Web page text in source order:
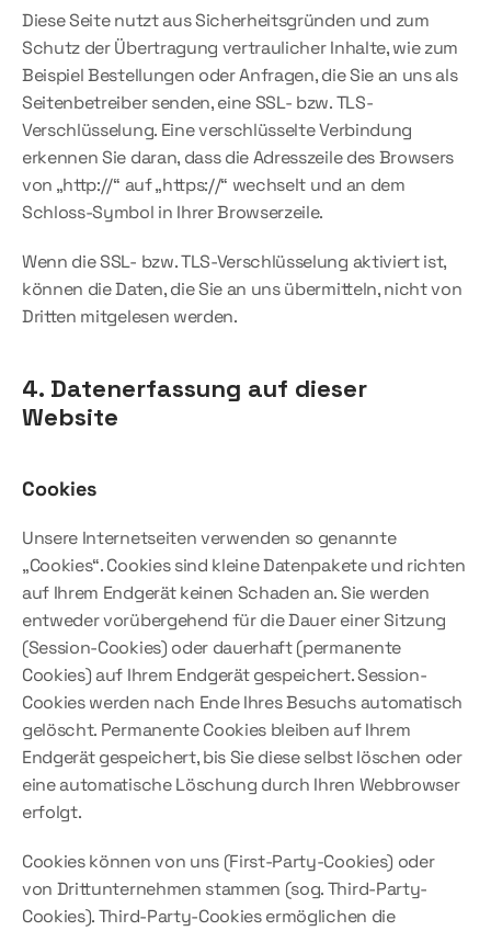
Diese Seite nutzt aus Sicherheitsgründen und zum
Schutz der Übertragung vertraulicher Inhalte, wie zum
Beispiel Bestellungen oder Anfragen, die Sie an uns als
Seitenbetreiber senden, eine SSL- bzw. TLS-
Verschlüsselung. Eine verschlüsselte Verbindung
erkennen Sie daran, dass die Adresszeile des Browsers
von „http://“ auf „https://“ wechselt und an dem
Schloss-Symbol in Ihrer Browserzeile.
Wenn die SSL- bzw. TLS-Verschlüsselung aktiviert ist,
können die Daten, die Sie an uns übermitteln, nicht von
Dritten mitgelesen werden.
4. Datenerfassung auf dieser
Website
Cookies
Unsere Internetseiten verwenden so genannte
„Cookies“. Cookies sind kleine Datenpakete und richten
auf Ihrem Endgerät keinen Schaden an. Sie werden
entweder vorübergehend für die Dauer einer Sitzung
(Session-Cookies) oder dauerhaft (permanente
Cookies) auf Ihrem Endgerät gespeichert. Session-
Cookies werden nach Ende Ihres Besuchs automatisch
gelöscht. Permanente Cookies bleiben auf Ihrem
Endgerät gespeichert, bis Sie diese selbst löschen oder
eine automatische Löschung durch Ihren Webbrowser
erfolgt.
Cookies können von uns (First-Party-Cookies) oder
von Drittunternehmen stammen (sog. Third-Party-
Cookies). Third-Party-Cookies ermöglichen die